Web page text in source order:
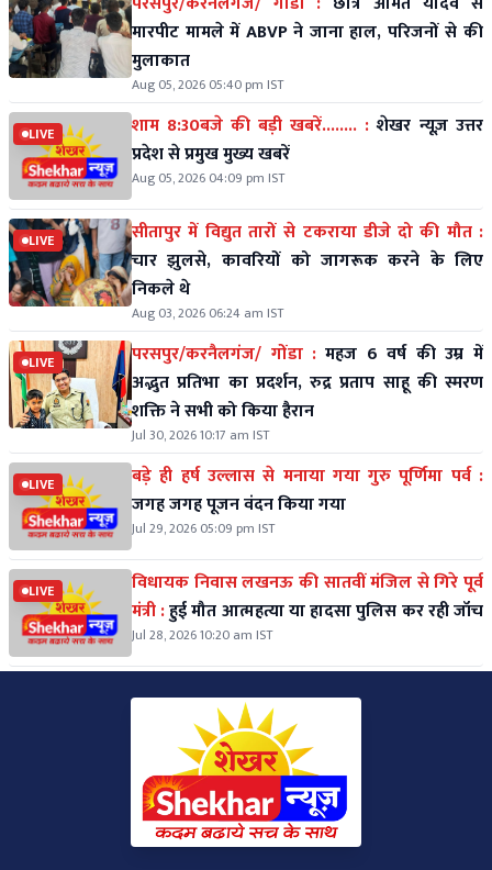
मारपीट मामले में ABVP ने जाना हाल, परिजनों से की
मुलाकात
Aug 05, 2026 05:40 pm IST
LIVE शाम 8:30बजे की बड़ी खबरें........ : शेखर न्यूज़ उत्तर
प्रदेश से प्रमुख मुख्य खबरें
Aug 05, 2026 04:09 pm IST
LIVE
सीतापुर में विद्युत तारों से टकराया डीजे दो की मौत :
चार झुलसे, कावरियों को जागरूक करने के लिए
निकले थे
Aug 03, 2026 06:24 am IST
LIVE परसपुर/करनैलगंज/ गोंडा : महज 6 वर्ष की उम्र में
अद्भुत प्रतिभा का प्रदर्शन, रुद्र प्रताप साहू की स्मरण
शक्ति ने सभी को किया हैरान
Jul 30, 2026 10:17 am IST
LIVE
बड़े ही हर्ष उल्लास से मनाया गया गुरु पूर्णिमा पर्व :
जगह जगह पूजन वंदन किया गया
Jul 29, 2026 05:09 pm IST
LIVE
विधायक निवास लखनऊ की सातवीं मंजिल से गिरे पूर्व
मंत्री :हुई मौत आत्महत्या या हादसा पुलिस कर रही जॉच
Jul 28, 2026 10:20 am IST